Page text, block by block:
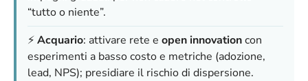
“tutto o niente”.
⚡Acquario: attivare rete e open innovationcon
esperimenti a basso costo e metriche (adozione,
lead, NPS); presidiare il rischio di dispersione.